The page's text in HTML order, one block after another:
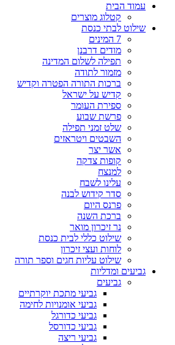
עמוד הבית
קטלוג מוצרים
שילוט לבתי כנסת
7 המינים
מודים דרבנן
תפילה לשלום המדינה
מזמור לתודה
ברכות התורה הפטרה וקדיש
קדיש על ישראל
ספירת העומר
פרשת שבוע
שלט זמני תפילה
השבטים ויטראזים
אשר יצר
קופות צדקה
למנצח
עלינו לשבח
סדר קידוש לבנה
פרנס היום
ברכת השנה
נר זיכרון מואר
שילוט כללי לבית כנסת
לוחות ועצי זיכרון
שילוט עליות חגים וספר תורה
גביעים ומדליות
גביעים
גביעי מתכת יוקרתיים
גביעי אומנויות לחימה
גביעי כדורגל
גביעי כדורסל
גביעי ריצה